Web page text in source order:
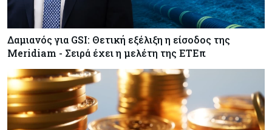
Δαμιανός για GSI: Θετική εξέλιξη η είσοδος της
Meridiam - Σειρά έχει η μελέτη της ΕΤΕπ